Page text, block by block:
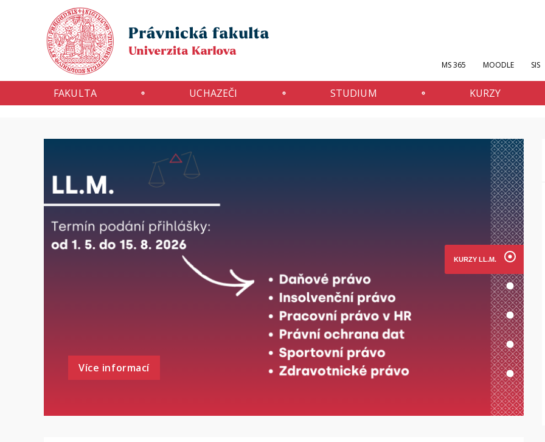
MS 365 MOODLE SIS
FAKULTA UCHAZEČI STUDIUM KURZY
KURZY LL.M.
Více informací